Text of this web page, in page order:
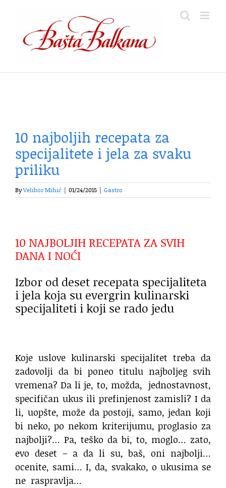
content
10 najboljih recepata za
specijalitete i jela za svaku
priliku
ByVelibor Mihić 01/24/2015 Gastro
10 NAJBOLJIH RECEPATA ZA SVIH
DANA I NOĆI
Izbor od deset recepata specijaliteta
i jela koja su evergrin kulinarski
specijaliteti i koji se rado jedu
Koje uslove kulinarski specijalitet treba da
zadovolji da bi poneo titulu najboljeg svih
vremena? Da li je, to, možda, jednostavnost,
specifičan ukus ili prefinjenost zamisli? I da
li, uopšte, može da postoji, samo, jedan koji
bi neko, po nekom kriterijumu, proglasio za
najbolji?… Pa, teško da bi, to, moglo… zato,
evo deset – a da li su, baš, oni najbolji…
ocenite, sami… I, da, svakako, o ukusima se
ne raspravlja…